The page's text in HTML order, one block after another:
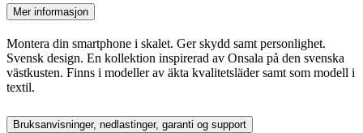
Mer informasjon
Montera din smartphone i skalet. Ger skydd samt personlighet.
Svensk design. En kollektion inspirerad av Onsala på den svenska
västkusten. Finns i modeller av äkta kvalitetsläder samt som modell i
textil.
Bruksanvisninger, nedlastinger, garanti og support